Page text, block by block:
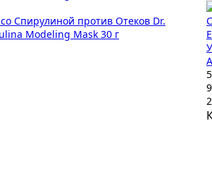
Спирулиной против Отеков Dr.
Modeling Mask 30 г